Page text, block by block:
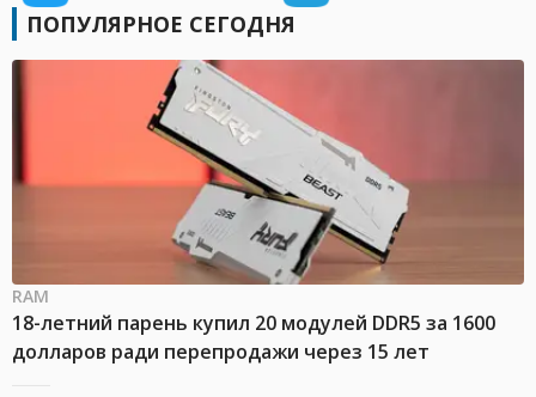
ПОПУЛЯРНОЕ СЕГОДНЯ
RAM
18-летний парень купил 20 модулей DDR5 за 1600
долларов ради перепродажи через 15 лет